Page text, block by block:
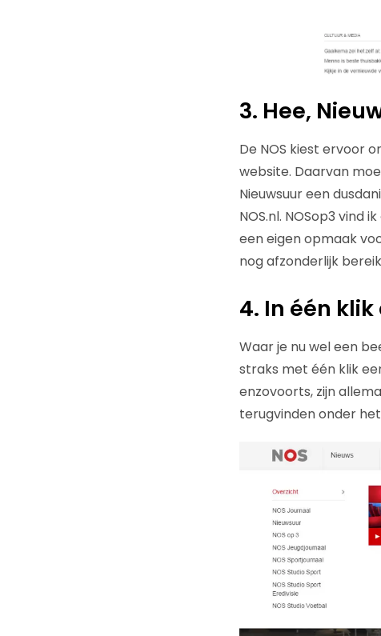
3. Hee,
De NOS kiest ervoor
website. Daarvan
Nieuwsuur een
NOS.nl. NOSop3 vind
een eigen opmaak
nog afzonderlijk
4. In één
Waar je nu wel een
straks met één klik
enzovoorts, zijn
terugvinden onder